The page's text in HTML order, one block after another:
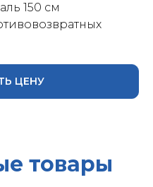
150 см
ЦЕНУ
товары